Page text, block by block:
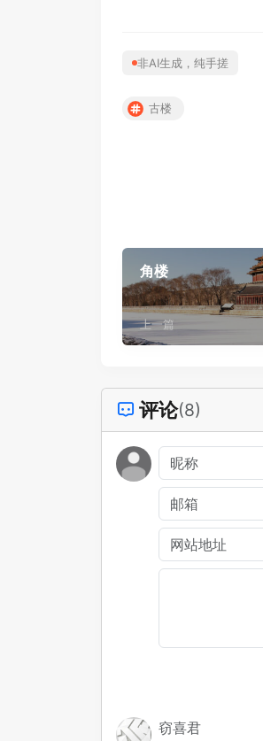
非AI生成，纯手搓
古楼
角楼
上一篇
评论(8)
窃喜君